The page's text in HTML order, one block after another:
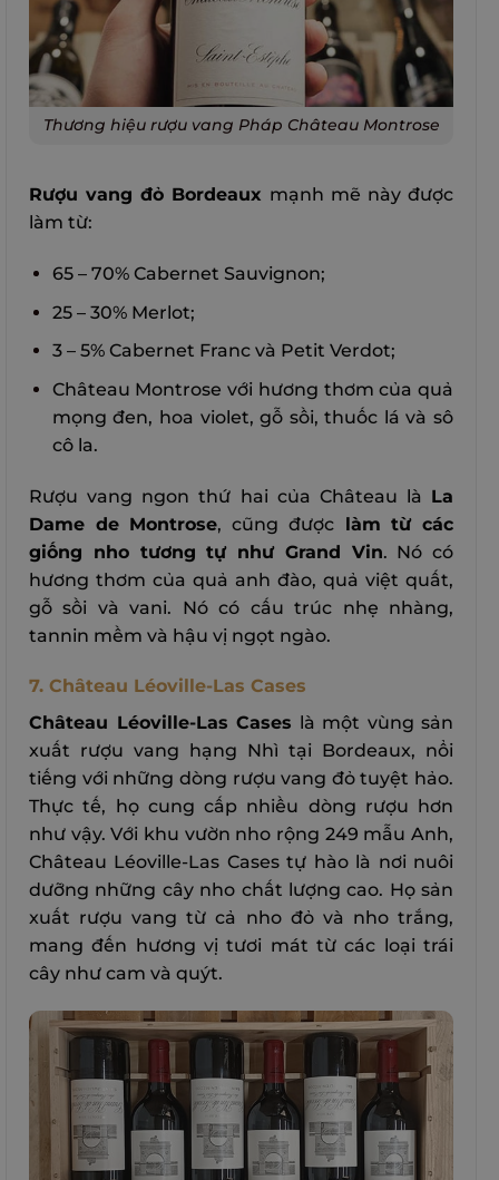
Thương hiệu rượu vang Pháp Château Montrose
Rượu vang đỏ Bordeaux mạnh mẽ này được
làm từ:
65 – 70% Cabernet Sauvignon;
25 – 30% Merlot;
3 – 5% Cabernet Franc và Petit Verdot;
Château Montrose với hương thơm của quả
mọng đen, hoa violet, gỗ sồi, thuốc lá và sô
cô la.
Rượu vang ngon thứ hai của Château là La
Dame de Montrose, cũng đượclàm từ các
giống nho tương tự như Grand Vin. Nó có
hương thơm của quả anh đào, quả việt quất,
gỗ sồi và vani. Nó có cấu trúc nhẹ nhàng,
tannin mềm và hậu vị ngọt ngào.
7. Château Léoville-Las Cases
Château Léoville-Las Cases là một vùng sản
xuất rượu vang hạng Nhì tại Bordeaux, nổi
tiếng với những dòng rượu vang đỏ tuyệt hảo.
Thực tế, họ cung cấp nhiều dòng rượu hơn
như vậy. Với khu vườn nho rộng 249 mẫu Anh,
Château Léoville-Las Cases tự hào là nơi nuôi
dưỡng những cây nho chất lượng cao. Họ sản
xuất rượu vang từ cả nho đỏ và nho trắng,
mang đến hương vị tươi mát từ các loại trái
cây như cam và quýt.